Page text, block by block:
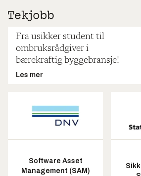
Fra usikker student til
ombruksrådgiver i
bærekraftig byggebransje!
Les mer
Software Asset
Management (SAM)